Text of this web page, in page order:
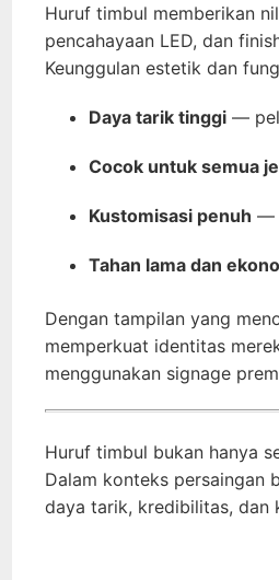
Huruf timbul memberikan
pencahayaan LED, dan
Keunggulan estetik dan
Daya tarik tinggi —
Cocok untuk semua
Kustomisasi penuh —
Tahan lama dan
Dengan tampilan yang
memperkuat identitas
menggunakan signage
Huruf timbul bukan hanya
Dalam konteks persaingan
daya tarik, kredibilitas, dan